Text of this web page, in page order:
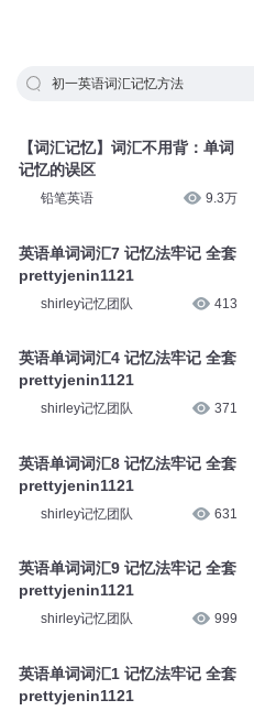
初一英语词汇记忆方法
【词汇记忆】词汇不用背：单词
记忆的误区
铅笔英语 9.3万
英语单词词汇7 记忆法牢记 全套
prettyjenin1121
shirley记忆团队 413
英语单词词汇4 记忆法牢记 全套
prettyjenin1121
shirley记忆团队 371
英语单词词汇8 记忆法牢记 全套
prettyjenin1121
shirley记忆团队 631
英语单词词汇9 记忆法牢记 全套
prettyjenin1121
shirley记忆团队 999
英语单词词汇1 记忆法牢记 全套
prettyjenin1121